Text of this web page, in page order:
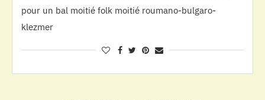
pour un bal moitié folk moitié roumano-bulgaro-
klezmer